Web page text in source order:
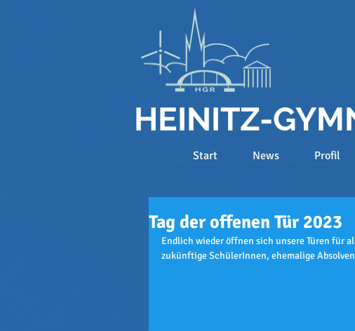
HEINITZ-
Start News Profil
Tag der offenen Tür 2023
Endlich wieder öffnen sich unsere Türen für
zukünftige SchülerInnen, ehemalige